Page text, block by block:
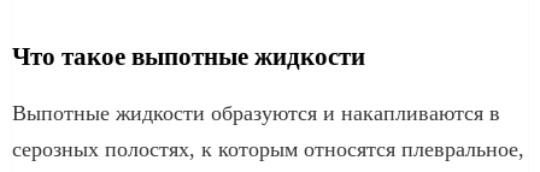
Что такое выпотные жидкости
Выпотные жидкости образуются и накапливаются в
серозных полостях, к которым относятся плевральное,